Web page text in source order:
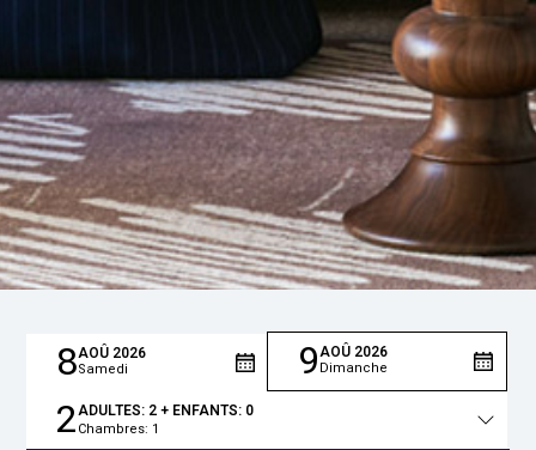
8AOÛ 2026
Samedi 9AOÛ 2026
Dimanche
Total
2ADULTES: 2+ ENFANTS: 0
Chambres: 1